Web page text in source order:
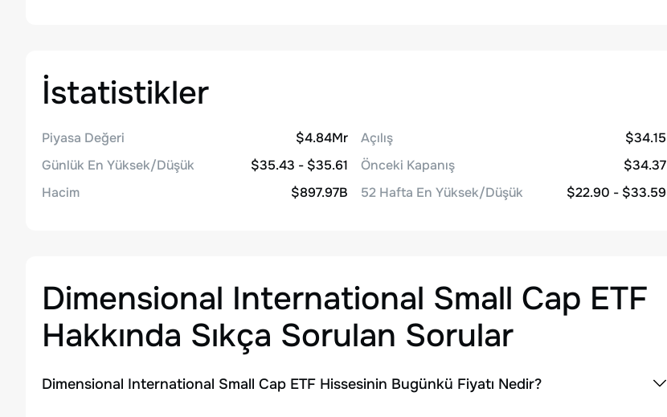
İstatistikler
Piyasa Değeri
$4.84Mr
Günlük En Yüksek/Düşük
$35.43 - $35.61
Hacim
$897.97B
Açılış
$34.15
Önceki Kapanış
$34.37
52 Hafta En Yüksek/Düşük
$22.90 - $33.59
Dimensional International Small Cap ETF
Hakkında Sıkça Sorulan Sorular
Dimensional International Small Cap ETF Hissesinin Bugünkü Fiyatı Nedir?